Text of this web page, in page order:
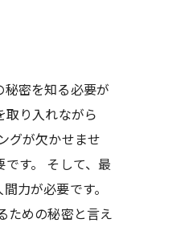
密を知る必要が
り入れながら
グが欠かせませ
す。 そして、最
力が必要です。
ための秘密と言え